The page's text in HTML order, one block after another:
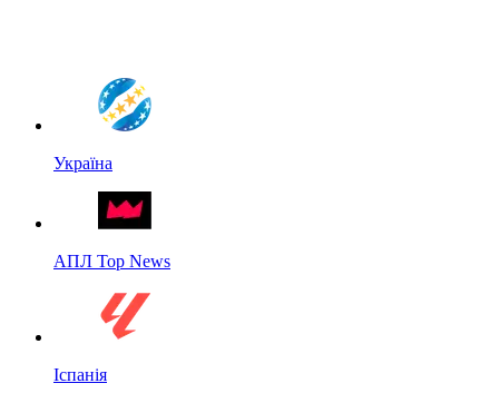
Україна
АПЛ Top News
Іспанія